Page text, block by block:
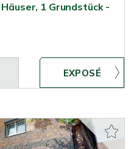
1 Grundstück -